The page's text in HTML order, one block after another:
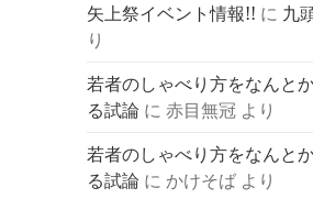
矢上祭イベント情報!! に 九
り
若者のしゃべり方をなんと
る試論 に赤目無冠 より
若者のしゃべり方をなんと
る試論 にかけそば より